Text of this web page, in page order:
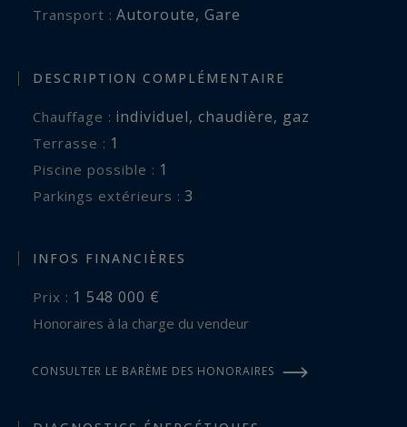
Transport : Autoroute, Gare
DESCRIPTION COMPLÉMENTAIRE
Chauffage : individuel, chaudière, gaz
terrasse : 1
piscine possible : 1
parkings extérieurs : 3
INFOS FINANCIÈRES
Prix : 1 548 000 €
Honoraires à la charge du vendeur
CONSULTER LE BARÈME DES HONORAIRES